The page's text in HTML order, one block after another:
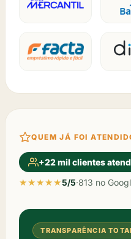
QUEM JÁ FOI
+22 mil clientes
★★★★★5/5·813 no
TRANSPARÊNCIA